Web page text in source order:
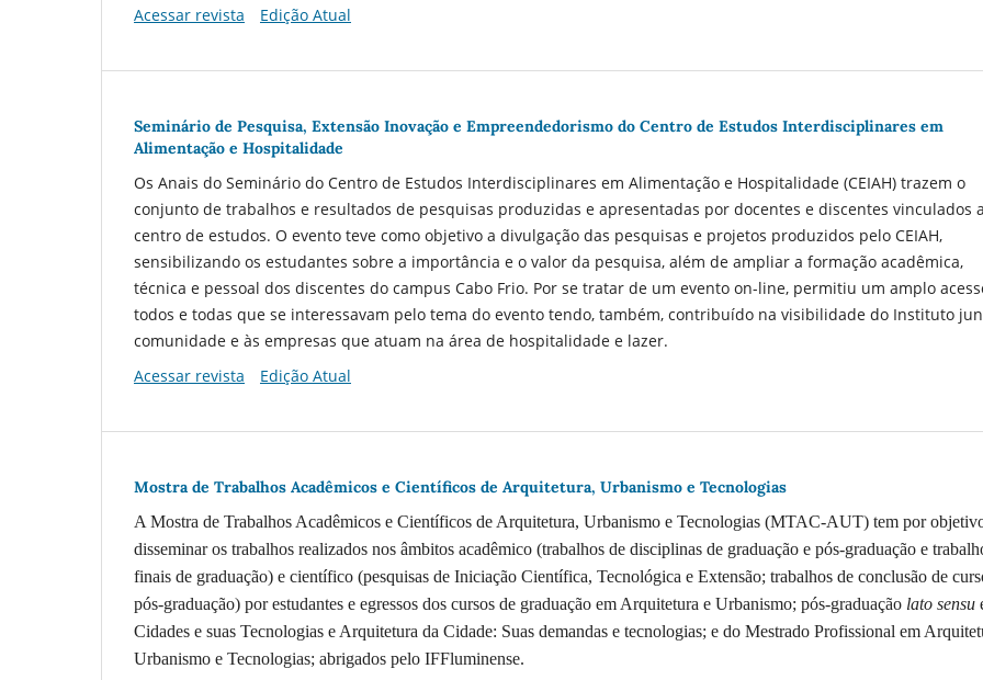
Acessar revista
Edição Atual
Seminário de Pesquisa, Extensão Inovação e Empreendedorismo do Centro de Estudos Interdisciplinares em
Alimentação e Hospitalidade
Os Anais do Seminário do Centro de Estudos Interdisciplinares em Alimentação e Hospitalidade (CEIAH) trazem o
conjunto de trabalhos e resultados de pesquisas produzidas e apresentadas por docentes e discentes vinculados
centro de estudos. O evento teve como objetivo a divulgação das pesquisas e projetos produzidos pelo CEIAH,
sensibilizando os estudantes sobre a importância e o valor da pesquisa, além de ampliar a formação acadêmica,
técnica e pessoal dos discentes do campus Cabo Frio. Por se tratar de um evento on-line, permitiu um amplo
todos e todas que se interessavam pelo tema do evento tendo, também, contribuído na visibilidade do Instituto
comunidade e às empresas que atuam na área de hospitalidade e lazer.
Acessar revista
Edição Atual
Mostra de Trabalhos Acadêmicos e Científicos de Arquitetura, Urbanismo e Tecnologias
A Mostra de Trabalhos Acadêmicos e Científicos de Arquitetura, Urbanismo e Tecnologias (MTAC-AUT) tem por
disseminar os trabalhos realizados nos âmbitos acadêmico (trabalhos de disciplinas de graduação e pós-graduação e
finais de graduação) e científico (pesquisas de Iniciação Científica, Tecnológica e Extensão; trabalhos de conclusão de
pós-graduação) por estudantes e egressos dos cursos de graduação em Arquitetura e Urbanismo; pós-graduação lato sensu
Cidades e suas Tecnologias e Arquitetura da Cidade: Suas demandas e tecnologias; e do Mestrado Profissional em
Urbanismo e Tecnologias; abrigados pelo IFFluminense.